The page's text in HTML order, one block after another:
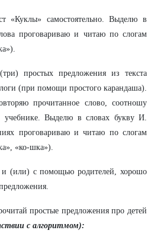
«Куклы» самостоятельно. Выделю в
проговариваю и читаю по слогам
простых предложения из текста
(при помощи простого карандаша).
прочитанное слово, соотношу
учебнике. Выделю в словах букву И.
проговариваю и читаю по слогам
«ко-шка»).
и (или) с помощью родителей, хорошо
простые предложения про детей
с алгоритмом):